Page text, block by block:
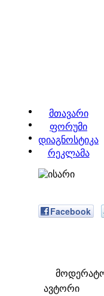
მთავარი
ფორუმი
დიაგნოსტიკა
რეკლამა
Facebook
ავტორი